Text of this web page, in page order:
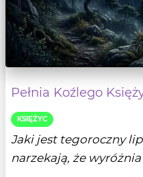
Pełnia Koźlego
KSIĘŻYC
Jaki jest tegoroczny
narzekają, że